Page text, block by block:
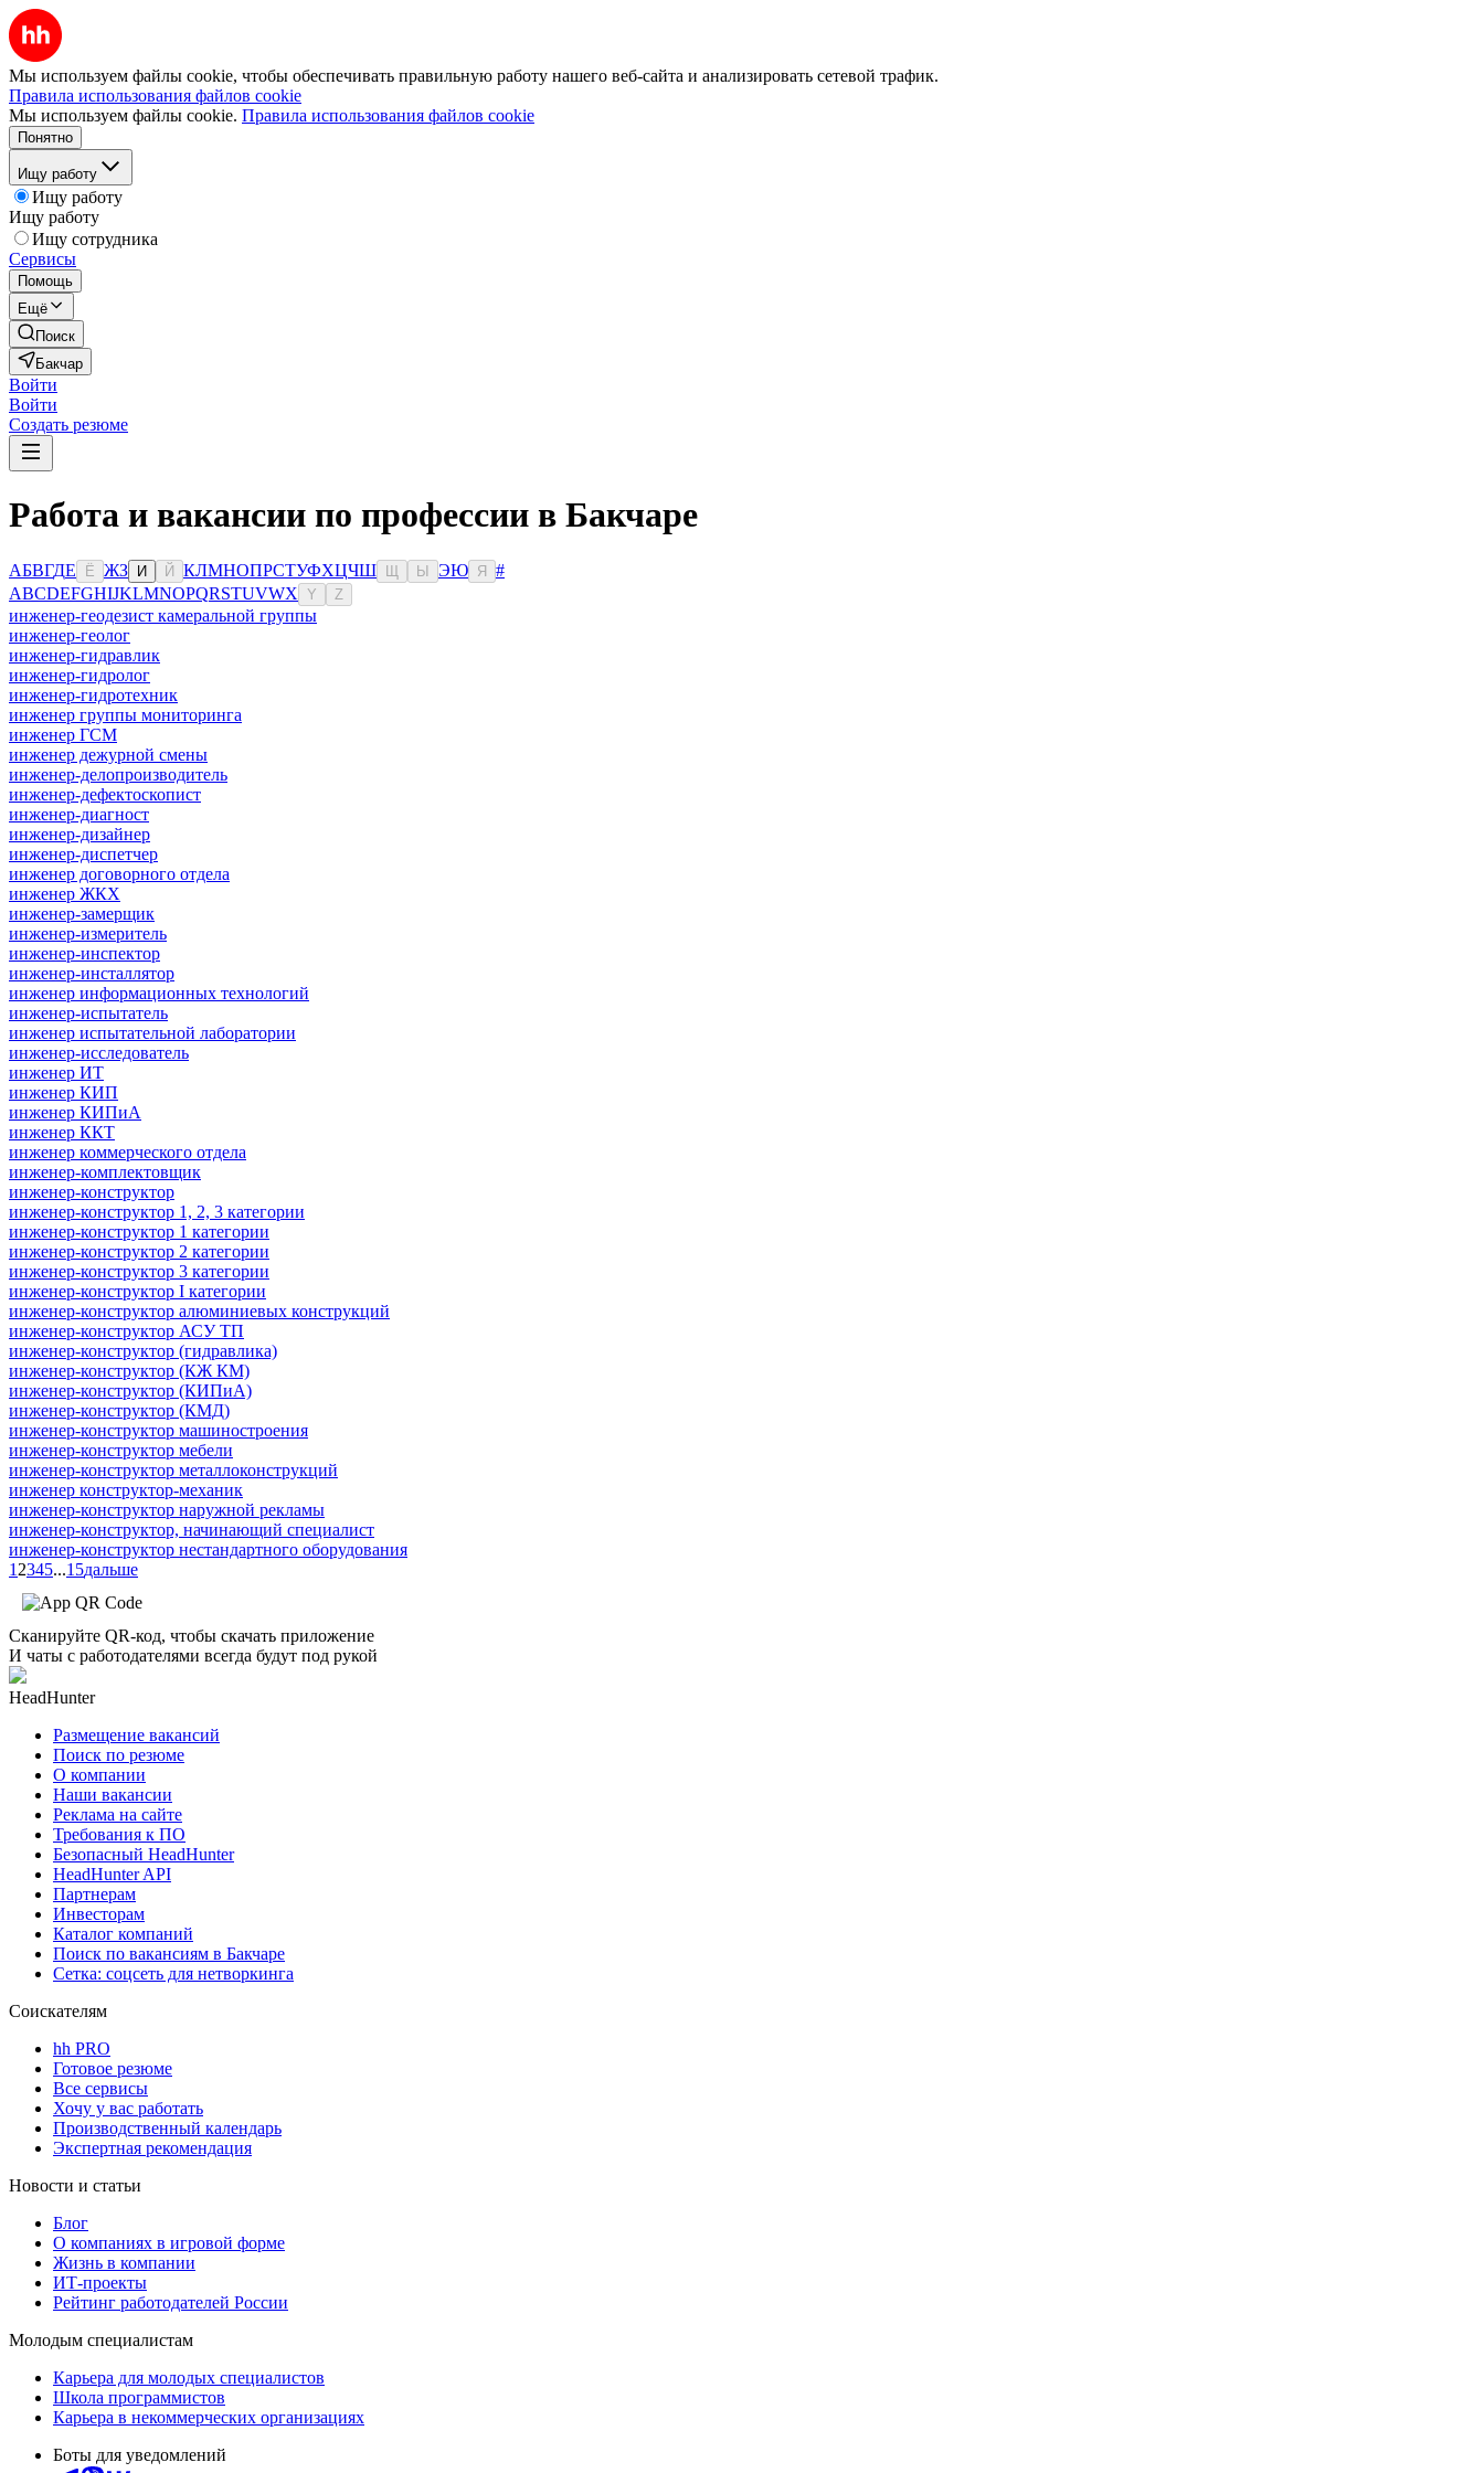
Мы используем файлы cookie, чтобы обеспечивать правильную работу нашего веб-сайта и анализировать сетевой трафик.
Правила использования файлов cookie
Мы используем файлы cookie. Правила использования файлов cookie
Понятно
Ищу работу
Ищу работу
Ищу работу
Ищу сотрудника
Сервисы
Помощь
Ещё
Поиск
Бакчар
Войти
Войти
Создать резюме
Работа и вакансии по профессии в Бакчаре
АБВГДЕ Ё ЖЗ И Й КЛМНОПРСТУФХЦЧШ Ы ЭЮ Я
#
ABCDEFGHIJKLMNOPQRSTUVWX Y Z
инженер-геодезист камеральной группы
инженер-геолог
инженер-гидравлик
инженер-гидролог
инженер-гидротехник
инженер группы мониторинга
инженер ГСМ
инженер дежурной смены
инженер-делопроизводитель
инженер-дефектоскопист
инженер-диагност
инженер-дизайнер
инженер-диспетчер
инженер договорного отдела
инженер ЖКХ
инженер-замерщик
инженер-измеритель
инженер-инспектор
инженер-инсталлятор
инженер информационных технологий
инженер-испытатель
инженер испытательной лаборатории
инженер-исследователь
инженер ИТ
инженер КИП
инженер КИПиА
инженер ККТ
инженер коммерческого отдела
инженер-комплектовщик
инженер-конструктор
инженер-конструктор 1, 2, 3 категории
инженер-конструктор 1 категории
инженер-конструктор 2 категории
инженер-конструктор 3 категории
инженер-конструктор I категории
инженер-конструктор алюминиевых конструкций
инженер-конструктор АСУ ТП
инженер-конструктор (гидравлика)
инженер-конструктор (КЖ КМ)
инженер-конструктор (КИПиА)
инженер-конструктор (КМД)
инженер-конструктор машиностроения
инженер-конструктор мебели
инженер-конструктор металлоконструкций
инженер конструктор-механик
инженер-конструктор наружной рекламы
инженер-конструктор, начинающий специалист
инженер-конструктор нестандартного оборудования
1 2345...15дальше
Сканируйте QR-код, чтобы скачать приложение
И чаты с работодателями всегда будут под рукой
HeadHunter
Размещение вакансий
Поиск по резюме
О компании
Наши вакансии
Реклама на сайте
Требования к ПО
Безопасный HeadHunter
HeadHunter API
Партнерам
Инвесторам
Каталог компаний
Поиск по вакансиям в Бакчаре
Сетка: соцсеть для нетворкинга
Соискателям
hh PRO
Готовое резюме
Все сервисы
Хочу у вас работать
Производственный календарь
Экспертная рекомендация
Новости и статьи
Блог
О компаниях в игровой форме
Жизнь в компании
ИТ-проекты
Рейтинг работодателей России
Молодым специалистам
Карьера для молодых специалистов
Школа программистов
Карьера в некоммерческих организациях
Боты для уведомлений